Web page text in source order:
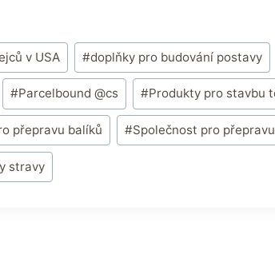
v USA #doplňky pro budování postavy
#Parcelbound @cs #Produkty pro stavbu
přepravu balíků #Společnost pro
stravy